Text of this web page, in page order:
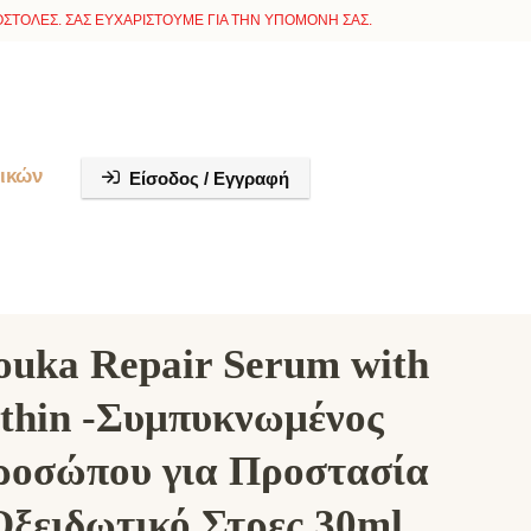
ΣΑΣ ΕΥΧΑΡΙΣΤΟΥΜΕ ΓΙΑ ΤΗΝ ΥΠΟΜΟΝΗ ΣΑΣ.
Είσοδος / Εγγραφή
Repair Serum with
-Συμπυκνωμένος
για Προστασία